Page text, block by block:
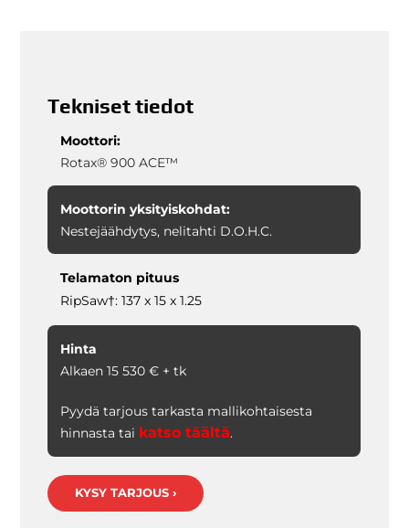
Tekniset tiedot
Moottori:
Rotax® 900 ACE™
Moottorin yksityiskohdat:
Nestejäähdytys, nelitahti D.O.H.C.
Telamaton pituus
RipSaw†: 137 x 15 x 1.25
Hinta
Alkaen 15 530 € + tk
Pyydä tarjous tarkasta mallikohtaisesta
hinnasta tai katso täältä.
KYSY TARJOUS ›